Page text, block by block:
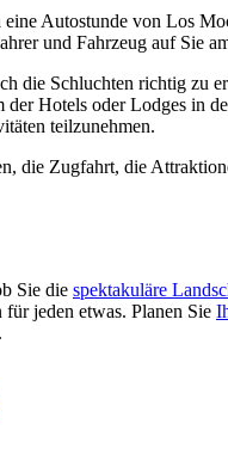
Autostunde von Los
und Fahrzeug auf Sie
die Schluchten richtig zu
Hotels oder Lodges in
teilzunehmen.
die Zugfahrt, die
Sie die spektakuläre
jeden etwas. Planen Sie